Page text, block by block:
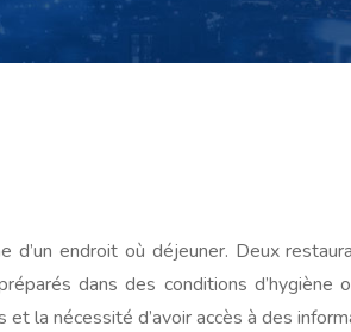
d’un endroit où déjeuner. Deux
dans des conditions
la nécessité d’avoir accès à des